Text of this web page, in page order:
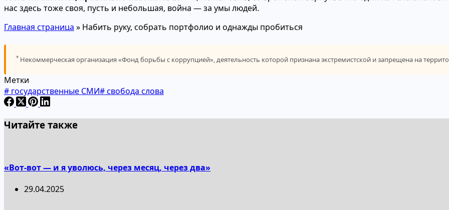
нас здесь тоже своя, пусть и небольшая, война — за умы людей.
Главная страница » Набить руку, собрать портфолио и однажды пробиться
* Некоммерческая организация «Фонд борьбы с коррупцией», деятельность которой признана экстремистской и запрещена на
Метки
# государственные СМИ#свобода слова
Читайте также
«Вот-вот — и я уволюсь, через месяц, через два»
29.04.2025